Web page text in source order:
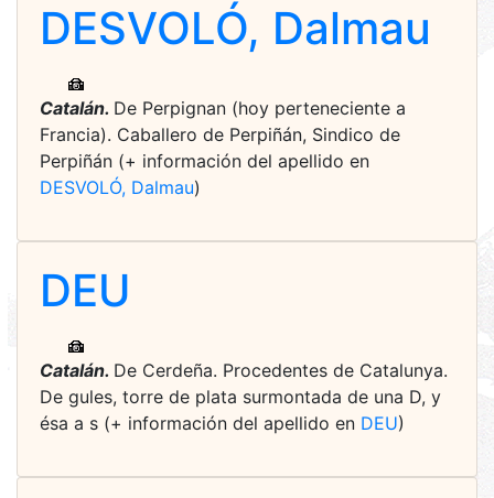
DESVOLÓ, Dalmau
Catalán. De Perpignan (hoy perteneciente a
Francia). Caballero de Perpiñán, Sindico de
Perpiñán (+ información del apellido en
DESVOLÓ, Dalmau)
DEU
Catalán. De Cerdeña. Procedentes de Catalunya.
De gules, torre de plata surmontada de una D, y
ésa a s (+ información del apellido en DEU)